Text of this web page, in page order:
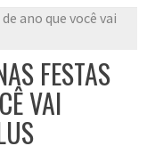
FESTAS
VAI